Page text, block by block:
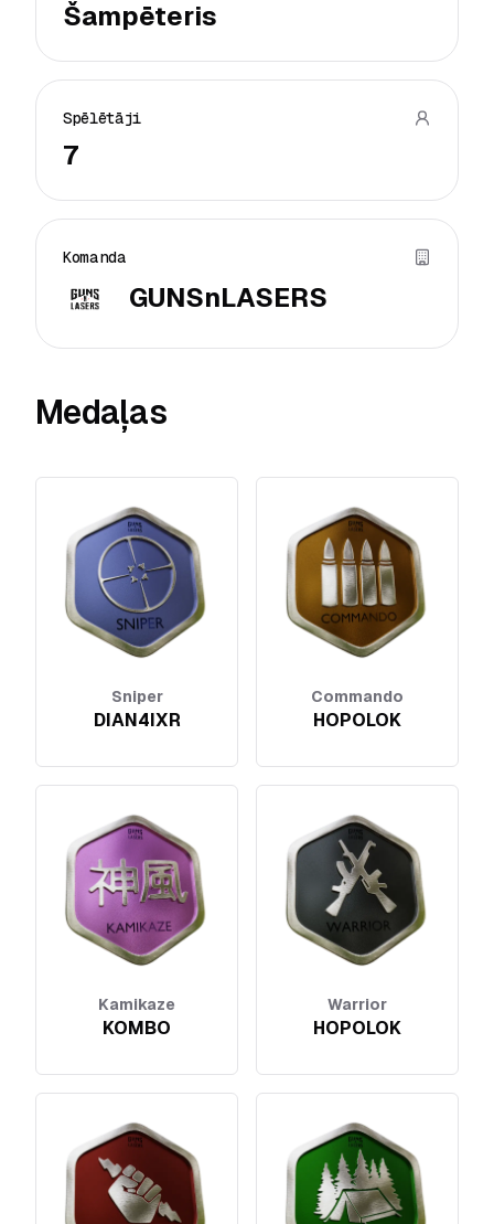
Šampēteris
Spēlētāji
7
Komanda
GUNSnLASERS
Medaļas
Sniper
DIAN4IXR
Commando
HOPOLOK
Kamikaze
KOMBO
Warrior
HOPOLOK